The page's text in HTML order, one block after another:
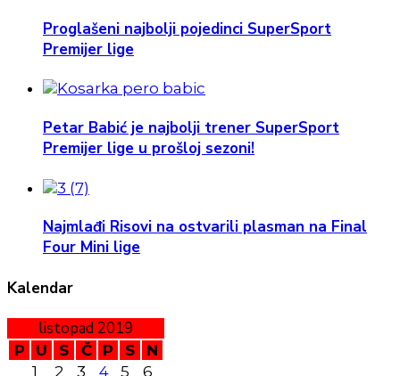
Proglašeni najbolji pojedinci SuperSport
Premijer lige
Petar Babić je najbolji trener SuperSport
Premijer lige u prošloj sezoni!
Najmlađi Risovi na ostvarili plasman na Final
Four Mini lige
Kalendar
listopad 2019
P U S Č P S
N
1
2 3 4 5
6